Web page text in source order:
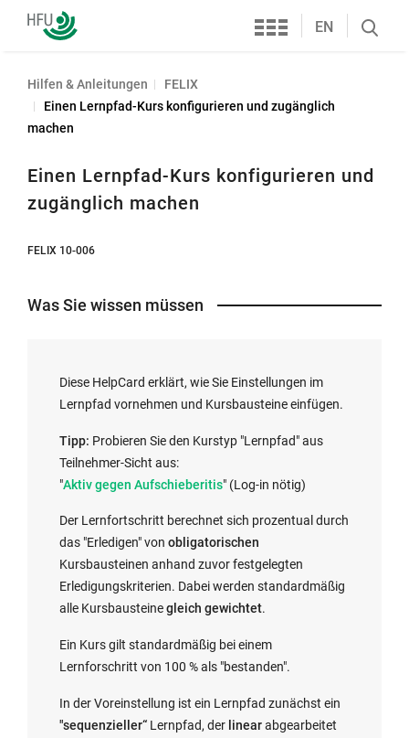
Hochschule
Furtwangen
Services
EN
Search
Hilfen & Anleitungen
FELIX
Einen Lernpfad-Kurs konfigurieren und zugänglich
machen
Einen Lernpfad-Kurs konfigurieren und
zugänglich machen
FELIX 10-006
Was Sie wissen müssen
Diese HelpCard erklärt, wie Sie Einstellungen im
Lernpfad vornehmen und Kursbausteine einfügen.
Tipp: Probieren Sie den Kurstyp "Lernpfad" aus
Teilnehmer-Sicht aus:
"E
t
e
r
n
e
r
L
n
k
Aktiv gegen Aufschieberitis" (Log-in nötig)
Der Lernfortschritt berechnet sich prozentual durch
das "Erledigen" von obligatorischen
Kursbausteinen anhand zuvor festgelegten
Erledigungskriterien. Dabei werden standardmäßig
alle Kursbausteinegleich gewichtet.
Ein Kurs gilt standardmäßig bei einem
Lernforschritt von 100 % als "bestanden".
In der Voreinstellung ist ein Lernpfad zunächst ein
"sequenzieller“Lernpfad, der linearabgearbeitet